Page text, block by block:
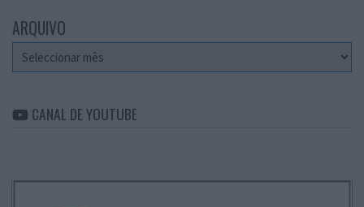
ARQUIVO
Arquivo
CANAL DE YOUTUBE